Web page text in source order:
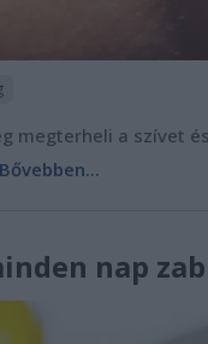
megterheli a szívet
Bővebben...
nap